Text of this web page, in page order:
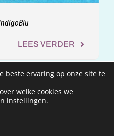
LEES VERDER
beste ervaring op onze site te
welke cookies we
instellingen.